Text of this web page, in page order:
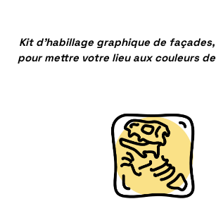
Kit d’habillage graphique de
pour mettre votre lieu aux couleurs